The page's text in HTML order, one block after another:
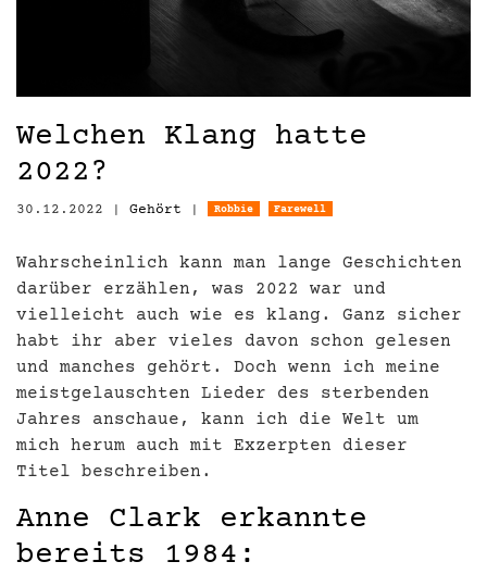
Welchen Klang hatte
2022?
30.12.2022 | Gehört | Robbie Farewell
Wahrscheinlich kann man lange Geschichten
darüber erzählen, was 2022 war und
vielleicht auch wie es klang. Ganz sicher
habt ihr aber vieles davon schon gelesen
und manches gehört. Doch wenn ich meine
meistgelauschten Lieder des sterbenden
Jahres anschaue, kann ich die Welt um
mich herum auch mit Exzerpten dieser
Titel beschreiben.
Anne Clark erkannte
bereits 1984: